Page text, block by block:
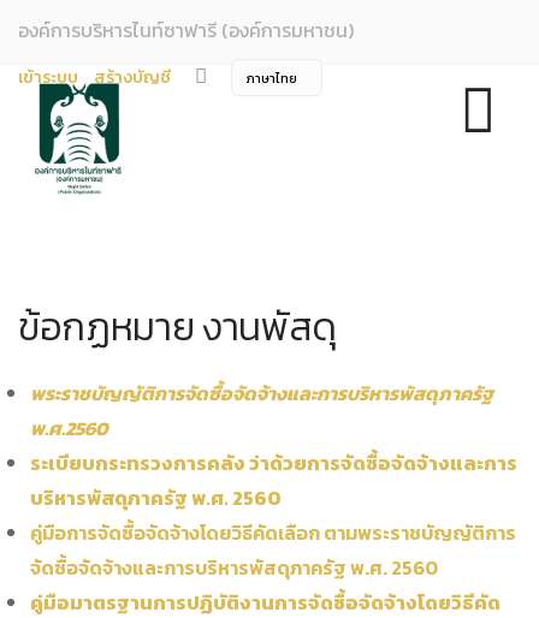
องค์การบริหารไนท์ซาฟารี (องค์การมหาชน)
เข้าระบบ สร้างบัญชี
ข้อกฏหมาย งานพัสดุ
พระราชบัญญัติการจัดซื้อจัดจ้างและการบริหารพัสดุภาครัฐ
พ.ศ.2560
ระเบียบกระทรวงการคลัง ว่าด้วยการจัดซื้อจัดจ้างและการ
บริหารพัสดุภาครัฐ พ.ศ. 2560
คู่มือการจัดซื้อจัดจ้างโดยวิธีคัดเลือก ตามพระราชบัญญัติการ
จัดซื้อจัดจ้างและการบริหารพัสดุภาครัฐ พ.ศ. 2560
คู่มือมาตรฐานการปฏิบัติงานการจัดซื้อจัดจ้างโดยวิธีคัด